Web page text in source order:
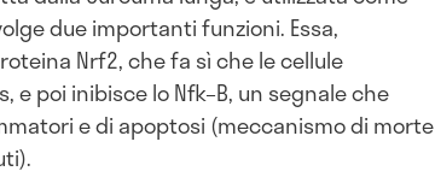
due importanti funzioni. Essa,
Nrf2, che fa sì che le cellule
e poi inibisce lo Nfk–B, un segnale che
e di apoptosi (meccanismo di morte